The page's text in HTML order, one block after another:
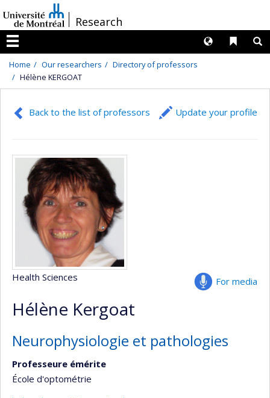
au
contenu
/Research
Menu
Liens
Langues
Home Our researchers
Directory of professors
Hélène KERGOAT
Back to the list of professors Update your profile
For media
Health Sciences
Hélène Kergoat
Neurophysiologie et pathologies
Professeure émérite
École d'optométrie